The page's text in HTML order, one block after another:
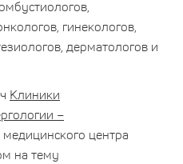
гинекологов,
дерматологов и
Клиники
–
центра
на тему